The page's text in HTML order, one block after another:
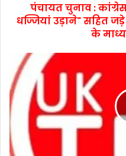
पंचायत चुनाव :
धज्जियां उड़ाने" सहित
के